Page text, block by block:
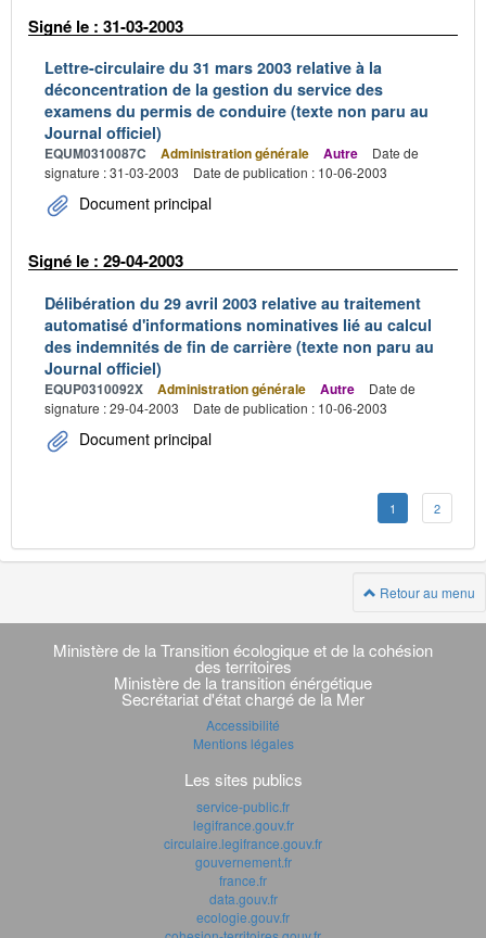
Signé le : 31-03-2003
Lettre-circulaire du 31 mars 2003 relative à la
déconcentration de la gestion du service des
examens du permis de conduire (texte non paru au
Journal officiel)
EQUM0310087C Administration générale Autre
Date de
signature : 31-03-2003
Date de publication : 10-06-2003
Document principal
Signé le : 29-04-2003
Délibération du 29 avril 2003 relative au traitement
automatisé d'informations nominatives lié au calcul
des indemnités de fin de carrière (texte non paru au
Journal officiel)
EQUP0310092X Administration générale Autre
Date de
signature : 29-04-2003
Date de publication : 10-06-2003
Document principal
1 2
Retour au menu
Navigation
transverse
Ministère de la Transition écologique et de la cohésion
des territoires
Ministère de la transition énérgétique
Secrétariat d'état chargé de la Mer
Accessibilité
Mentions légales
Les sites publics
service-public.fr
legifrance.gouv.fr
circulaire.legifrance.gouv.fr
gouvernement.fr
france.fr
data.gouv.fr
ecologie.gouv.fr